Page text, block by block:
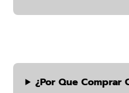
¿por Que Comprar